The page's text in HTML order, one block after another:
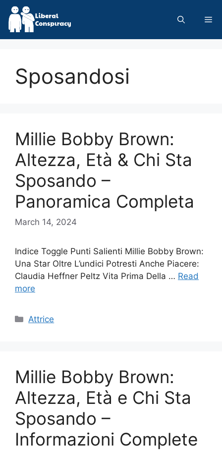
Skip
content
Sposandosi
Millie Bobby Brown:
Altezza, Età & Chi Sta
Sposando –
Panoramica Completa
March 14, 2024
Indice Toggle Punti Salienti Millie Bobby Brown:
Una Star Oltre L’undici Potresti Anche Piacere:
Claudia Heffner Peltz Vita Prima Della … Read
more
Categories
Attrice
Millie Bobby Brown:
Altezza, Età e Chi Sta
Sposando –
Informazioni Complete